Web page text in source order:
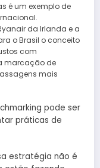
é um exemplo de
da Irlanda e a
o Brasil o conceito
com
marcação de
mais
pode ser
práticas de
estratégia não é